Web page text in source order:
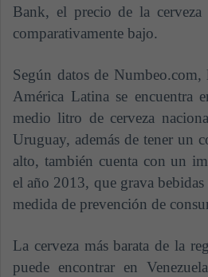
Bank, el precio de la
comparativamente bajo.
Según datos de Numbeo.com,
América Latina se encuentra
medio litro de cerveza
Uruguay, además de tener un
alto, también cuenta con un
el año 2013, que grava
medida de prevención de
La cerveza más barata de la
puede encontrar en